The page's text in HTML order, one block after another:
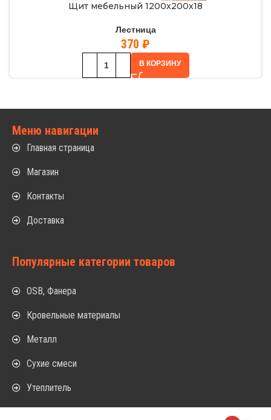
Щит мебельный 1200х200х18
Лестница
370 ₽
В КОРЗИНУ
Меню навигации
Главная страница
Магазин
Контакты
Доставка
Популярные категории товаров
OSB, Фанера
Кровельные материалы
Металл
Сухие смеси
Утеплитель